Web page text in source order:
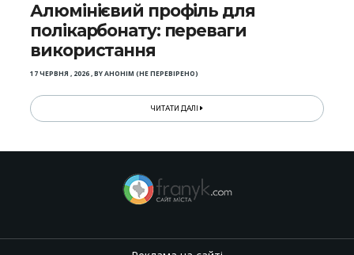
Алюмінієвий профіль для
полікарбонату: переваги
використання
17 ЧЕРВНЯ , 2026,BYАНОНІМ (НЕ ПЕРЕВІРЕНО)
ЧИТАТИ ДАЛІ